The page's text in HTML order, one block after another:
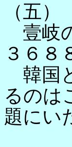
（五）
壹岐
３６
韓国
るのは
題にい